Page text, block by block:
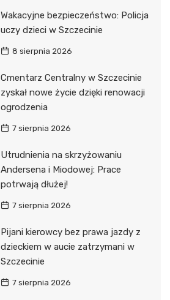
Wakacyjne bezpieczeństwo: Policja
uczy dzieci w Szczecinie
8 sierpnia 2026
Cmentarz Centralny w Szczecinie
zyskał nowe życie dzięki renowacji
ogrodzenia
7 sierpnia 2026
Utrudnienia na skrzyżowaniu
Andersena i Miodowej: Prace
potrwają dłużej!
7 sierpnia 2026
Pijani kierowcy bez prawa jazdy z
dzieckiem w aucie zatrzymani w
Szczecinie
7 sierpnia 2026